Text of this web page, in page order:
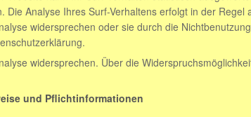
Die Analyse Ihres Surf-Verhaltens erfolgt in der
widersprechen oder sie durch die
widersprechen. Über die
und Pflichtinformationen